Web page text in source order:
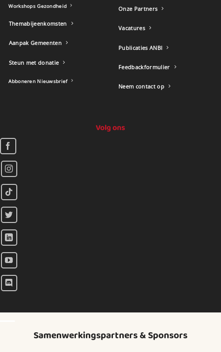
Workshops Gezondheid
Themabijeenkomsten
Aanpak Gemeenten
Steun met donatie
Abboneren Nieuwsbrief
Onze Partners
Vacatures
Publicaties ANBI
Feedbackformulier
Neem contact op
Volg ons
Samenwerkingspartners & Sponsors